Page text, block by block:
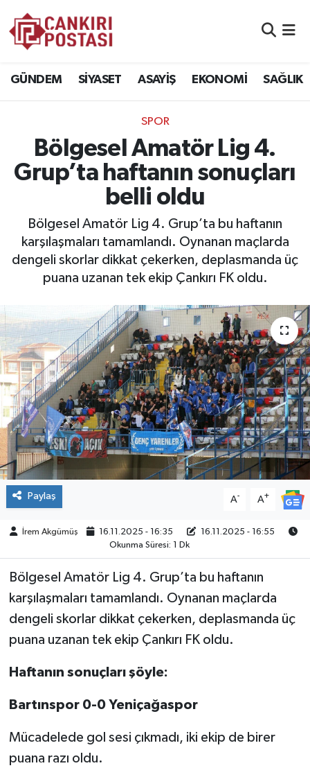
GÜNDEM SİYASET ASAYİŞ EKONOMİ SAĞLIK
SPOR
Bölgesel Amatör Lig 4.
Grup’ta haftanın sonuçları
belli oldu
Bölgesel Amatör Lig 4. Grup’ta bu haftanın
karşılaşmaları tamamlandı. Oynanan maçlarda
dengeli skorlar dikkat çekerken, deplasmanda üç
puana uzanan tek ekip Çankırı FK oldu.
Paylaş A- A+
İrem Akgümüş 16.11.2025 - 16:35
16.11.2025 - 16:55
Okunma Süresi: 1 Dk
Bölgesel Amatör Lig 4. Grup’ta bu haftanın
karşılaşmaları tamamlandı. Oynanan maçlarda
dengeli skorlar dikkat çekerken, deplasmanda üç
puana uzanan tek ekip Çankırı FK oldu.
Haftanın sonuçları şöyle:
Bartınspor 0-0 Yeniçağaspor
Mücadelede gol sesi çıkmadı, iki ekip de birer
puana razı oldu.
EKONOMİ
SPOR
EĞİTİM
ÇEVRE
İLÇELER
RESMİ İLANLAR
KÜLTÜR
TURİZM
MAGAZİN
BİLİM&TEKNOLOJİ
BÖLGE
Trafik Durumu
Süper Lig Puan Durumu ve Fikstür
Tüm Manşetler
Son Dakika Haberleri